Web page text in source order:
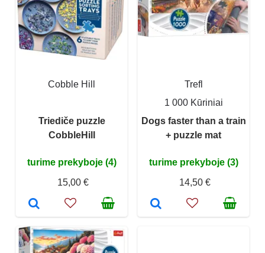
Cobble Hill
Triediče puzzle
CobbleHill
turime prekyboje (4)
15,00 €
Trefl
1 000 Kūriniai
Dogs faster than a train
+ puzzle mat
turime prekyboje (3)
14,50 €